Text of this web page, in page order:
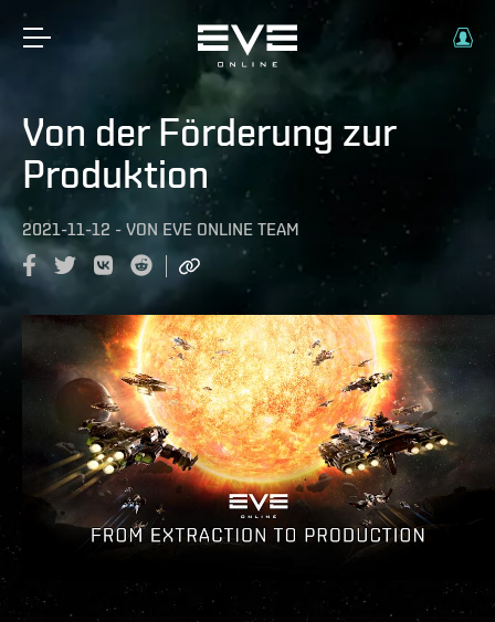
Von der Förderung zur
Produktion
2021-11-12 - VON EVE ONLINE TEAM